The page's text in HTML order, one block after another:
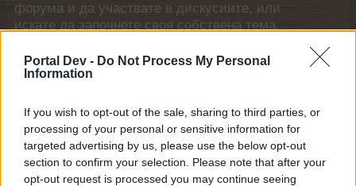
Portal Dev - Do Not Process My Personal
Information
If you wish to opt-out of the sale, sharing to third parties, or
processing of your personal or sensitive information for
targeted advertising by us, please use the below opt-out
section to confirm your selection. Please note that after your
opt-out request is processed you may continue seeing
форума и да участвате в дискусиите, или
искате да започнете своя собствена тема,
регистрирайте се, ако нямате собствен акаунт.
Ние очакваме с нетърпение следващото ви
mushnu4ka
S-Moderator
Team Farmerama BG